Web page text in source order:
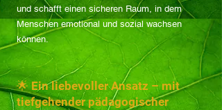
und schafft einen sicheren Raum, in dem
Menschen emotional und sozial wachsen
können.
🌟 Ein liebevoller Ansatz – mit
tiefgehender pädagogischer